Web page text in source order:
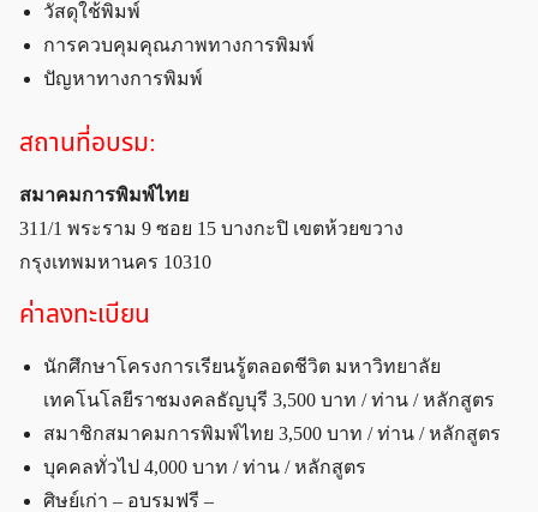
วัสดุใช้พิมพ์
การควบคุมคุณภาพทางการพิมพ์
ปัญหาทางการพิมพ์
สถานที่อบรม:
สมาคมการพิมพ์ไทย
311/1 พระราม 9 ซอย 15 บางกะปิ เขตห้วยขวาง
กรุงเทพมหานคร 10310
ค่าลงทะเบียน
นักศึกษาโครงการเรียนรู้ตลอดชีวิต มหาวิทยาลัย
เทคโนโลยีราชมงคลธัญบุรี 3,500 บาท / ท่าน / หลักสูตร
สมาชิกสมาคมการพิมพ์ไทย 3,500 บาท / ท่าน / หลักสูตร
บุคคลทั่วไป 4,000 บาท / ท่าน / หลักสูตร
ศิษย์เก่า – อบรมฟรี –